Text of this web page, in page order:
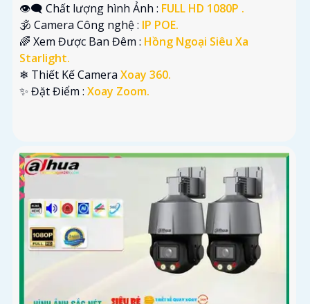
👁️‍🗨 Chất lượng hình Ảnh : FULL HD 1080P .
🕉️ Camera Công nghệ : IP POE.
🌈 Xem Được Ban Đêm : Hồng Ngoại Siêu Xa
Starlight.
❄ Thiết Kế Camera Xoay 360.
️✨ Đặt Điểm : Xoay Zoom.